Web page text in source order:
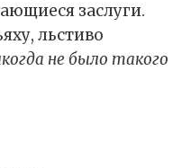
заслуги.
льстиво
не было такого